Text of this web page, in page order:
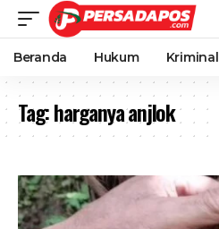
Beranda Hukum Kriminal
Tag:harganya anjlok